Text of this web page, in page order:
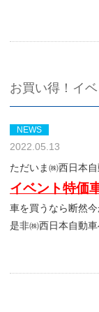
お買い得！イ
NEWS
2022.05.13
ただいま㈱西日本自
イベント特価
車を買うなら断然
是非㈱西日本自動